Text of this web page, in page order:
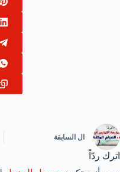
ال السابقة
اترك ردّاً